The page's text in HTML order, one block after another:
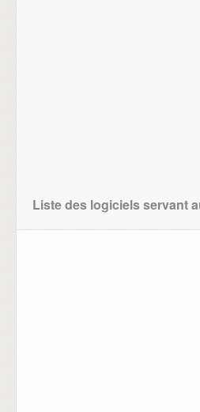
Liste des logiciels servant